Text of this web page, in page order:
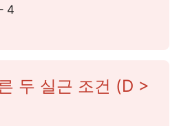
4
두 실근 조건 (D >